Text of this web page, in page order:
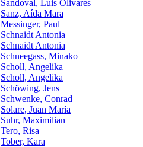
Sandoval, Luis Olivares
Sanz, Aída Mara
Messinger, Paul
Schnaidt Antonia
Schnaidt Antonia
Schneegass, Minako
Scholl, Angelika
Scholl, Angelika
Schöwing, Jens
Schwenke, Conrad
Solare, Juan María
Suhr, Maximilian
Tero, Risa
Tober, Kara